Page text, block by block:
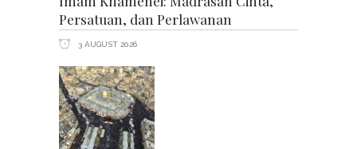
Persatuan, dan Perlawanan
3 AUGUST 2026